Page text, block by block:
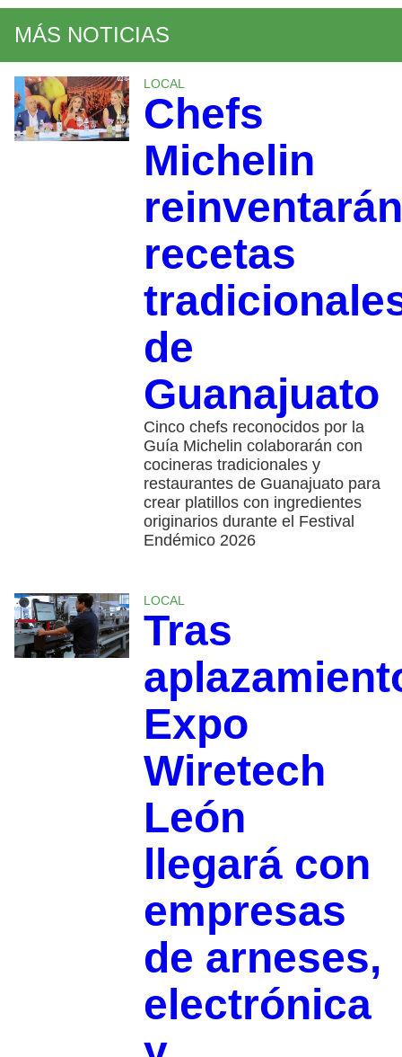
MÁS NOTICIAS
LOCAL
Chefs
Michelin
reinventarán
recetas
de
Guanajuato
Cinco chefs reconocidos por la
Guía Michelin colaborarán con
cocineras tradicionales y
restaurantes de Guanajuato para
crear platillos con ingredientes
originarios durante el Festival
Endémico 2026
LOCAL
Tras
Expo
Wiretech
León
llegará con
empresas
de arneses,
electrónica